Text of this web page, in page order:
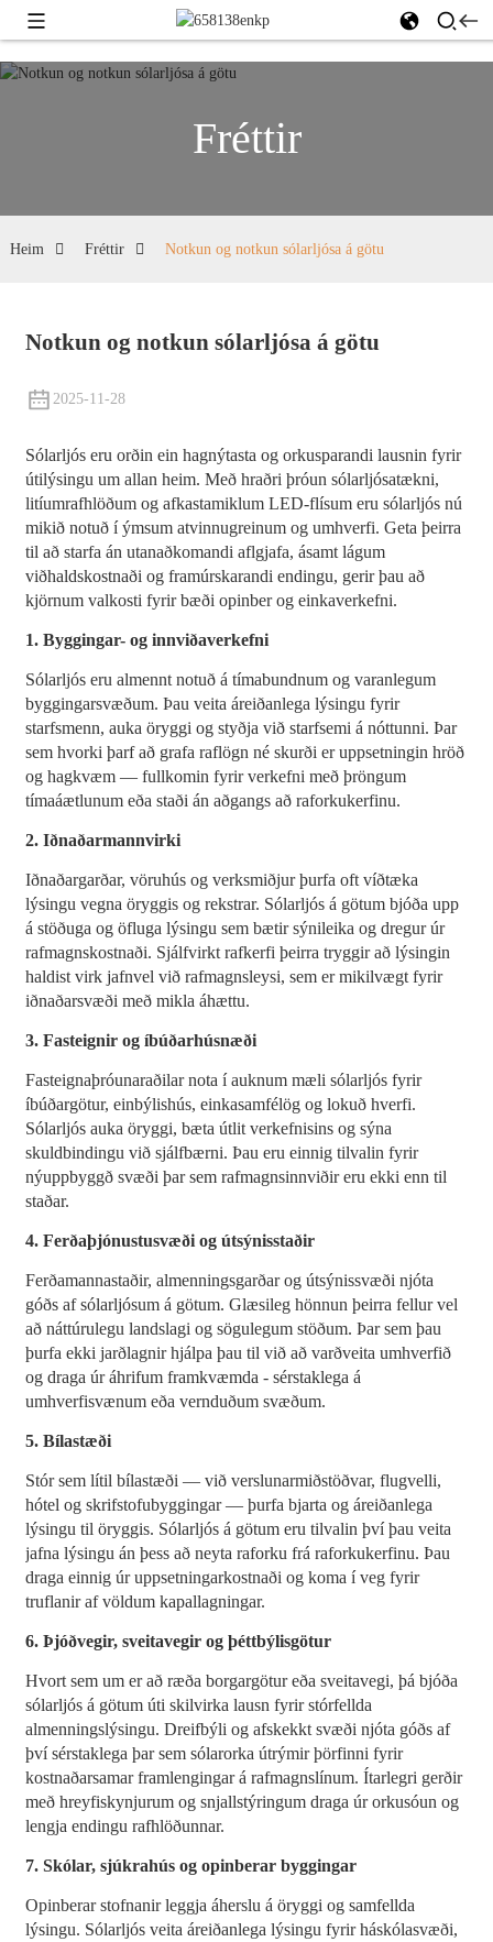
Fréttir
Heim Fréttir Notkun og notkun sólarljósa á götu
Notkun og notkun sólarljósa á götu
2025-11-28
Sólarljós eru orðin ein hagnýtasta og orkusparandi lausnin fyrir
útilýsingu um allan heim. Með hraðri þróun sólarljósatækni,
litíumrafhlöðum og afkastamiklum LED-flísum eru sólarljós nú
mikið notuð í ýmsum atvinnugreinum og umhverfi. Geta þeirra
til að starfa án utanaðkomandi aflgjafa, ásamt lágum
viðhaldskostnaði og framúrskarandi endingu, gerir þau að
kjörnum valkosti fyrir bæði opinber og einkaverkefni.
1. Byggingar- og innviðaverkefni
Sólarljós eru almennt notuð á tímabundnum og varanlegum
byggingarsvæðum. Þau veita áreiðanlega lýsingu fyrir
starfsmenn, auka öryggi og styðja við starfsemi á nóttunni. Þar
sem hvorki þarf að grafa raflögn né skurði er uppsetningin hröð
og hagkvæm — fullkomin fyrir verkefni með þröngum
tímaáætlunum eða staði án aðgangs að raforkukerfinu.
2. Iðnaðarmannvirki
Iðnaðargarðar, vöruhús og verksmiðjur þurfa oft víðtæka
lýsingu vegna öryggis og rekstrar. Sólarljós á götum bjóða upp
á stöðuga og öfluga lýsingu sem bætir sýnileika og dregur úr
rafmagnskostnaði. Sjálfvirkt rafkerfi þeirra tryggir að lýsingin
haldist virk jafnvel við rafmagnsleysi, sem er mikilvægt fyrir
iðnaðarsvæði með mikla áhættu.
3. Fasteignir og íbúðarhúsnæði
Fasteignaþróunaraðilar nota í auknum mæli sólarljós fyrir
íbúðargötur, einbýlishús, einkasamfélög og lokuð hverfi.
Sólarljós auka öryggi, bæta útlit verkefnisins og sýna
skuldbindingu við sjálfbærni. Þau eru einnig tilvalin fyrir
nýuppbyggð svæði þar sem rafmagnsinnviðir eru ekki enn til
staðar.
4. Ferðaþjónustusvæði og útsýnisstaðir
Ferðamannastaðir, almenningsgarðar og útsýnissvæði njóta
góðs af sólarljósum á götum. Glæsileg hönnun þeirra fellur vel
að náttúrulegu landslagi og sögulegum stöðum. Þar sem þau
þurfa ekki jarðlagnir hjálpa þau til við að varðveita umhverfið
og draga úr áhrifum framkvæmda - sérstaklega á
umhverfisvænum eða vernduðum svæðum.
5. Bílastæði
Stór sem lítil bílastæði — við verslunarmiðstöðvar, flugvelli,
hótel og skrifstofubyggingar — þurfa bjarta og áreiðanlega
lýsingu til öryggis. Sólarljós á götum eru tilvalin því þau veita
jafna lýsingu án þess að neyta raforku frá raforkukerfinu. Þau
draga einnig úr uppsetningarkostnaði og koma í veg fyrir
truflanir af völdum kapallagningar.
6. Þjóðvegir, sveitavegir og þéttbýlisgötur
Hvort sem um er að ræða borgargötur eða sveitavegi, þá bjóða
sólarljós á götum úti skilvirka lausn fyrir stórfellda
almenningslýsingu. Dreifbýli og afskekkt svæði njóta góðs af
því sérstaklega þar sem sólarorka útrýmir þörfinni fyrir
kostnaðarsamar framlengingar á rafmagnslínum. Ítarlegri gerðir
með hreyfiskynjurum og snjallstýringum draga úr orkusóun og
lengja endingu rafhlöðunnar.
7. Skólar, sjúkrahús og opinberar byggingar
Opinberar stofnanir leggja áherslu á öryggi og samfellda
lýsingu. Sólarljós veita áreiðanlega lýsingu fyrir háskólasvæði,